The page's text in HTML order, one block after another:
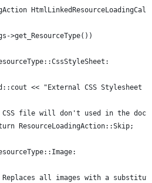
>get_ResourceType())
<< "External CSS Stylesheet
file will don't used in the
ResourceLoadingAction::Skip;
all images with a